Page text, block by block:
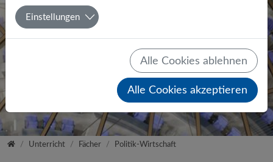
Startseite
Unterricht Fächer Politik-Wirtschaft
Einstellungen
Alle Cookies ablehnen
Alle Cookies akzeptieren